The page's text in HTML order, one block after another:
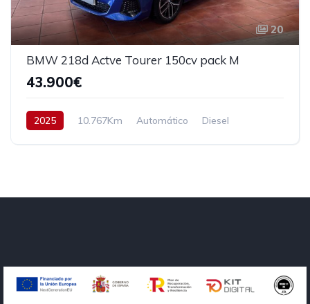
20
BMW 218d Actve Tourer 150cv pack M
43.900€
2025 10.767Km Automático
Diesel